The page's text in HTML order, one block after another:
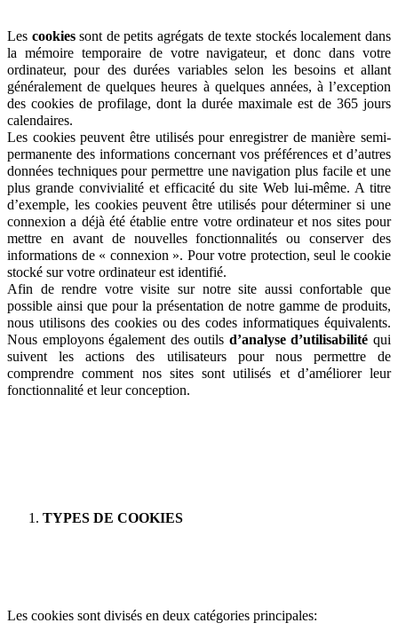
Les cookiessont de petits agrégats de texte stockés localement dans
la mémoire temporaire de votre navigateur, et donc dans votre
ordinateur, pour des durées variables selon les besoins et allant
généralement de quelques heures à quelques années, à l’exception
des cookies de profilage, dont la durée maximale est de 365 jours
calendaires.
Les cookies peuvent être utilisés pour enregistrer de manière semi-
permanente des informations concernant vos préférences et d’autres
données techniques pour permettre une navigation plus facile et une
plus grande convivialité et efficacité du site Web lui-même. A titre
d’exemple, les cookies peuvent être utilisés pour déterminer si une
connexion a déjà été établie entre votre ordinateur et nos sites pour
mettre en avant de nouvelles fonctionnalités ou conserver des
informations de « connexion ». Pour votre protection, seul le cookie
stocké sur votre ordinateur est identifié.
Afin de rendre votre visite sur notre site aussi confortable que
possible ainsi que pour la présentation de notre gamme de produits,
nous utilisons des cookies ou des codes informatiques équivalents.
Nous employons également des outils d’analyse d’utilisabilité qui
suivent les actions des utilisateurs pour nous permettre de
comprendre comment nos sites sont utilisés et d’améliorer leur
fonctionnalité et leur conception.
TYPES DE COOKIES
Les cookies sont divisés en deux catégories principales: